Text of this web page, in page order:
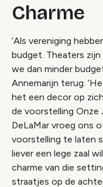
Charme
‘Als vereniging
budget. Theaters
we dan minder
Annemarijn terug.
het een decor op
de voorstelling Onze
DeLaMar vroeg ons
voorstelling te laten
liever een lege zaal
charme van die
straatjes op de